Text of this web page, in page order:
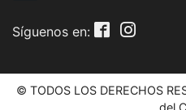
Síguenos en:
© TODOS LOS DERECHOS
del